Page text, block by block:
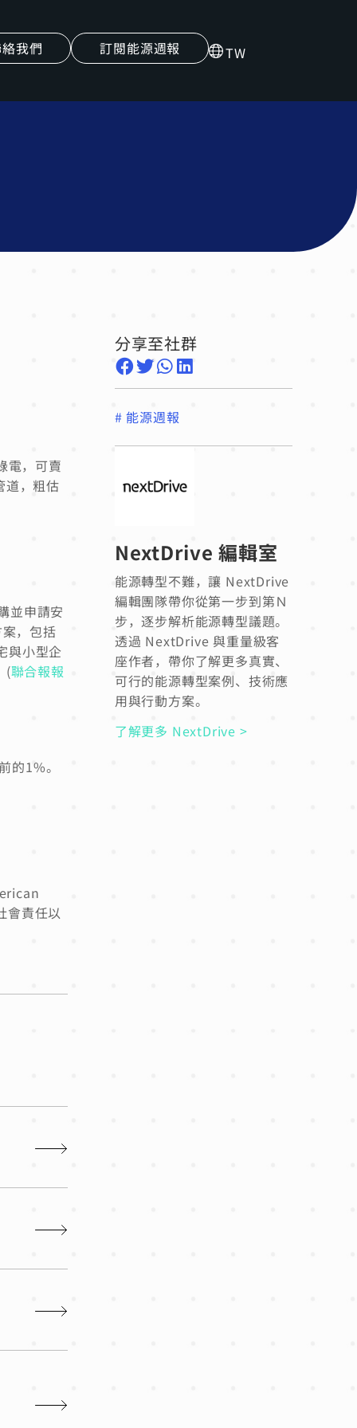
我們 訂閱能源週報 TW
電，可賣
道，粗估
並申請安
，包括
與小型企
(聯合報報
的1%。
會責任以
分享至社群
#能源週報
NextDrive 編輯室
能源轉型不難，讓 NextDrive
編輯團隊帶你從第一步到第Ｎ
步，逐步解析能源轉型議題。
透過 NextDrive 與重量級客
座作者，帶你了解更多真實、
可行的能源轉型案例、技術應
用與行動方案。
了解更多 NextDrive >